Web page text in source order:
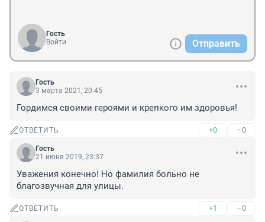
Гость
Войти
Отправить
Гость
3 марта 2021, 20:45
Гордимся своими героями и крепкого им здоровья!
ОТВЕТИТЬ +0 –0
Гость
21 июня 2019, 23:37
Уважения конечно! Но фамилия больно не
благозвучная для улицы.
ОТВЕТИТЬ +1 –0